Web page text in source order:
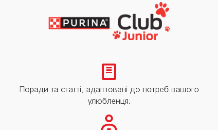
Поради та статті, адаптовані до потреб вашого
улюбленця.